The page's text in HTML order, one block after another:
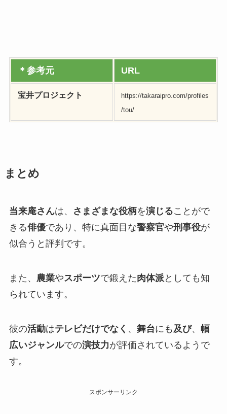
＊参考元 URL
宝井プロジェクト
https://takaraipro.com/profiles
/tou/
まとめ
当来庵さんは、 さまざまな役柄を演じることがで
きる俳優であり、特に真面目な警察官や刑事役が
似合うと評判です。
また、 農業やスポーツで鍛えた肉体派としても知
られています。
彼の活動はテレビだけでなく 、 舞台にも 及び、 幅
広いジャンルでの演技力が評価されているようで
す。
スポンサーリンク